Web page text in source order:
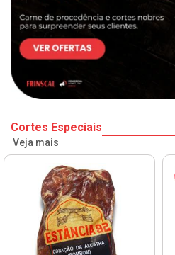
Cortes Especiais
Veja mais